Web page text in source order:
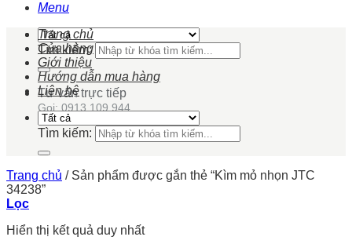
Menu
Tìm kiếm:
Tư vấn trực tiếp
Gọi: 0913 109 944
Trang chủ
Cửa hàng
Giới thiệu
Hướng dẫn mua hàng
Liên hệ
Tìm kiếm:
Trang chủ /Sản phẩm được gắn thẻ “Kìm mỏ nhọn JTC
34238”
Lọc
Hiển thị kết quả duy nhất